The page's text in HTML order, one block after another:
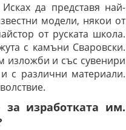
да представя най-
модели, някои от
от руската школа.
с камъни Сваровски.
изложби и със сувенири
с различни материали.
изработката им.